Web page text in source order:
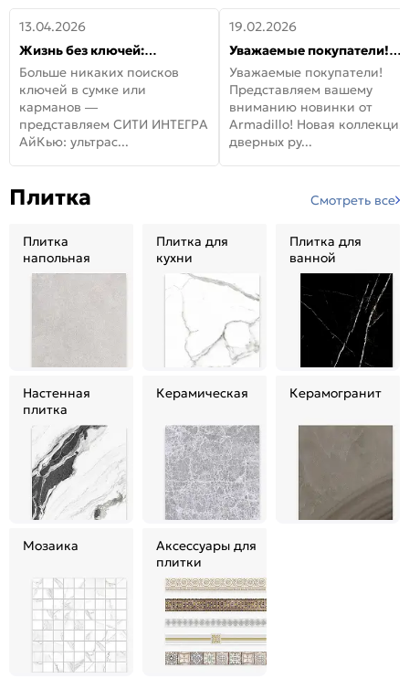
13.04.2026
Жизнь без ключей:
встречайте новую дверь
СИТИ ИНТЕГРА АйКью!
Больше никаких поисков
ключей в сумке или
карманов —
представляем СИТИ ИНТЕГРА
АйКью: ультрас...
19.02.2026
Уважаемые покупатели!
Представляем вашему
вниманию новинки от
Armadillo!
Уважаемые покупатели!
Представляем вашему
вниманию новинки от
Armadillo! Новая коллекция
дверных ру...
Плитка Смотреть все
Плитка
напольная
Плитка для
кухни
Плитка для
ванной
Настенная
плитка
Керамическая Керамогранит
Мозаика
Аксессуары для
плитки